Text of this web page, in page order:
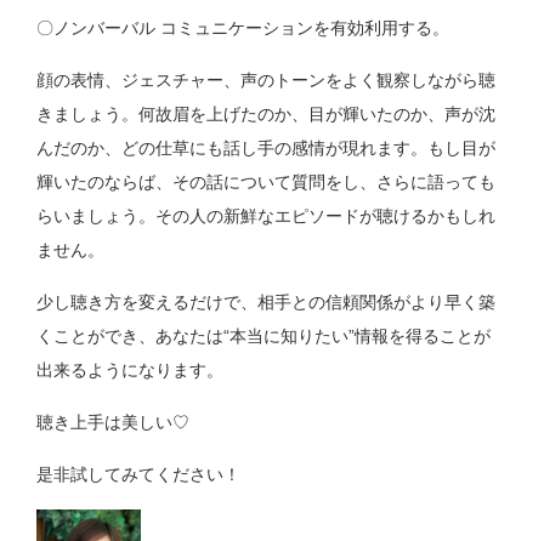
〇ノンバーバル コミュニケーションを有効利用する。
顔の表情、ジェスチャー、声のトーンをよく観察しながら聴
きましょう。何故眉を上げたのか、目が輝いたのか、声が沈
んだのか、どの仕草にも話し手の感情が現れます。もし目が
輝いたのならば、その話について質問をし、さらに語っても
らいましょう。その人の新鮮なエピソードが聴けるかもしれ
ません。
少し聴き方を変えるだけで、相手との信頼関係がより早く築
くことができ、あなたは“本当に知りたい”情報を得ることが
出来るようになります。
聴き上手は美しい♡
是非試してみてください！